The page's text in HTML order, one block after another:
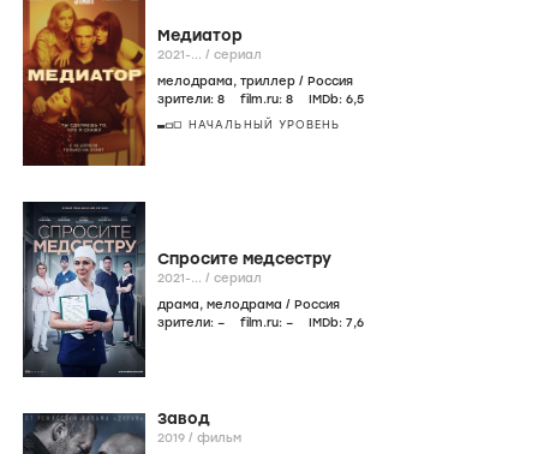
Медиатор
2021-... / сериал
мелодрама, триллер / Россия
зрители: 8 film.ru: 8 IMDb: 6,5
НАЧАЛЬНЫЙ УРОВЕНЬ
Спросите медсестру
2021-... / сериал
драма, мелодрама / Россия
зрители: – film.ru: – IMDb: 7,6
Завод
2019 / фильм